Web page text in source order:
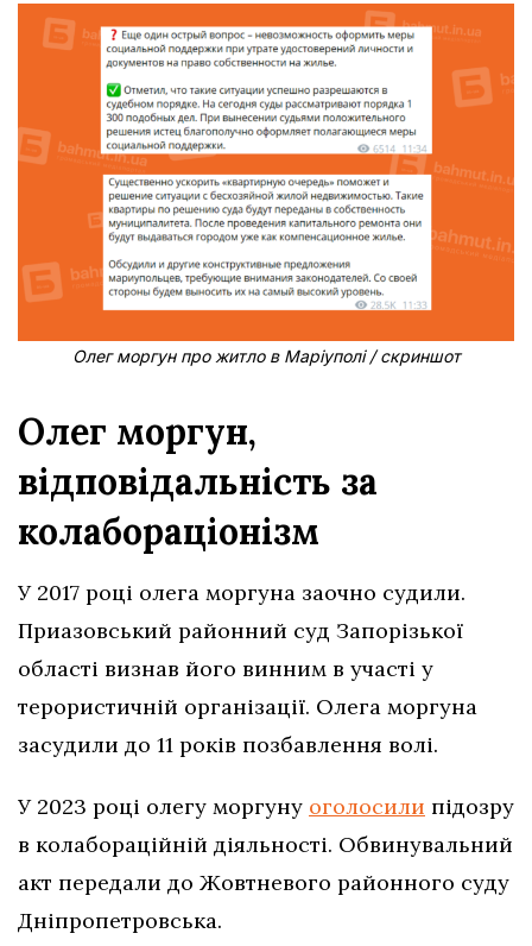
Олег моргун про житло в Маріуполі / скриншот
Олег моргун,
відповідальність за
колабораціонізм
У 2017 році олега моргуна заочно судили.
Приазовський районний суд Запорізької
області визнав його винним в участі у
терористичній організації. Олега моргуна
засудили до 11 років позбавлення волі.
У 2023 році олегу моргуну оголосили підозру
в колабораційній діяльності. Обвинувальний
акт передали до Жовтневого районного суду
Дніпропетровська.